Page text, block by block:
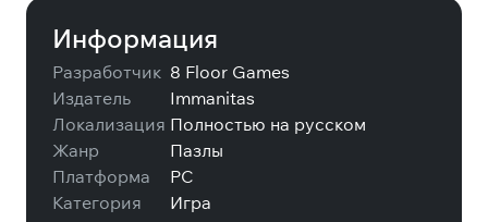
Информация
Разработчик 8 Floor Games
Издатель
Immanitas
Локализация Полностью на русском
Жанр
Пазлы
Платформа
PC
Категория
Игра